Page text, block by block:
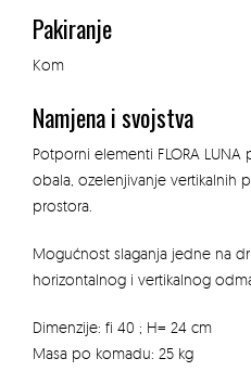
Pakiranje
Kom
Namjena i svojstva
Potporni elementi FLORA LUNA
obala, ozelenjivanje vertikalnih
prostora.
Mogućnost slaganja jedne na
horizontalnog i vertikalnog
Dimenzije: fi 40 ; H= 24 cm
Masa po komadu: 25 kg